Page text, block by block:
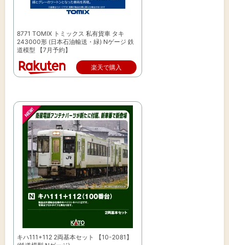
8771 TOMIX トミックス 私有貨車 タキ
243000形 (日本石油輸送・緑) Nゲージ 鉄
道模型 【7月予約】
楽天で購入
キハ111+112 2両基本セット 【10-2081】